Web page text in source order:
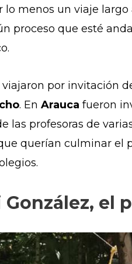
lo menos un viaje
proceso que esté
por invitación
. En Arauca fueron
las profesoras de
querían culminar el
el